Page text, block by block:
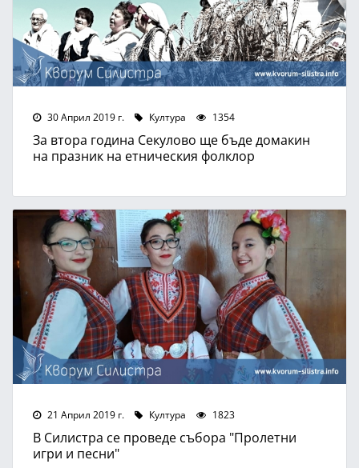
30 Април 2019 г. Култура 1354
За втора година Секулово ще бъде домакин
на празник на етническия фолклор
21 Април 2019 г. Култура 1823
В Силистра се проведе събора "Пролетни
игри и песни"